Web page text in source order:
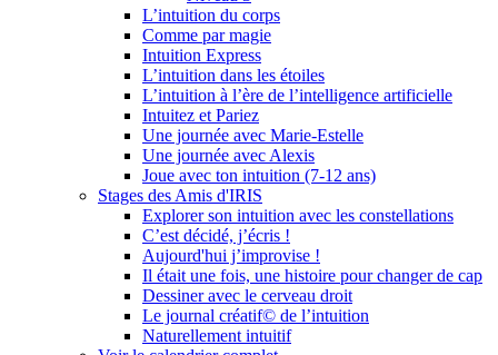
L’intuition du corps
Comme par magie
Intuition Express
L’intuition dans les étoiles
L’intuition à l’ère de l’intelligence artificielle
Intuitez et Pariez
Une journée avec Marie-Estelle
Une journée avec Alexis
Joue avec ton intuition (7-12 ans)
Stages des Amis d'IRIS
Explorer son intuition avec les constellations
C’est décidé, j’écris !
Aujourd'hui j’improvise !
Il était une fois, une histoire pour changer de cap
Dessiner avec le cerveau droit
Le journal créatif© de l’intuition
Naturellement intuitif